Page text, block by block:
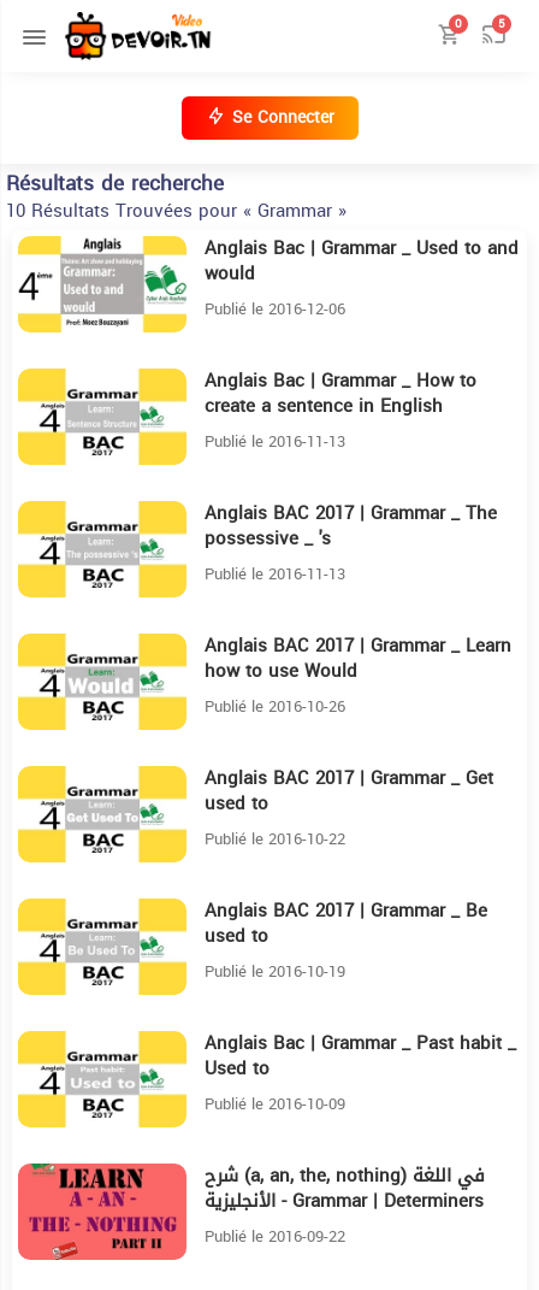
0 5
Se Connecter
Résultats de recherche
10 Résultats Trouvées pour « Grammar »
4:30 Anglais Bac | Grammar _ Used to and
would
Publié le 2016-12-06
Anglais Bac | Grammar _ How to
create a sentence in English
Publié le 2016-11-13
Anglais BAC 2017 | Grammar _ The
possessive _ 's
Publié le 2016-11-13
Anglais BAC 2017 | Grammar _ Learn
how to use Would
Publié le 2016-10-26
Anglais BAC 2017 | Grammar _ Get
used to
Publié le 2016-10-22
Anglais BAC 2017 | Grammar _ Be
used to
Publié le 2016-10-19
Anglais Bac | Grammar _ Past habit _
Used to
Publié le 2016-10-09
3:19 شرح (a, an, the, nothing) في اللغة
الأنجليزية - Grammar | Determiners
part II
Publié le 2016-09-22